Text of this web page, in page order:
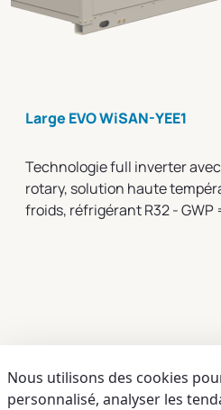
Large EVO WiSAN-YEE1
Technologie full inverter
rotary, solution haute
froids, réfrigérant R32 - GWP
Nous utilisons des cookies
personnalisé, analyser les